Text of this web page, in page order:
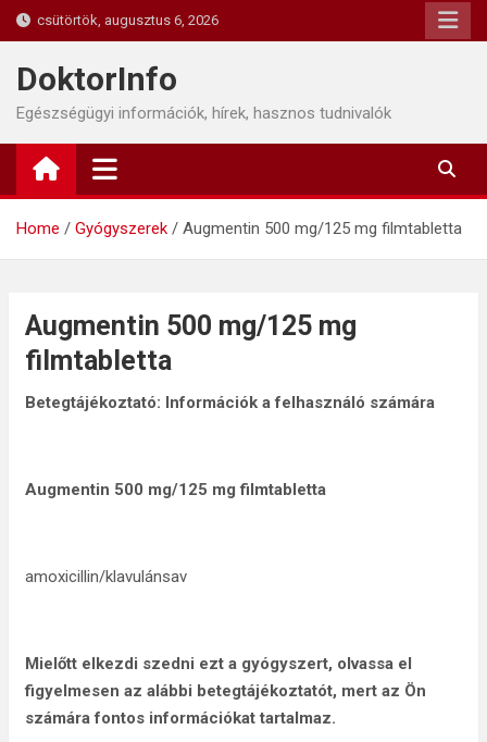
Skip
to
content
csütörtök, augusztus 6, 2026
DoktorInfo
Egészségügyi információk, hírek, hasznos tudnivalók
Home Gyógyszerek Augmentin 500 mg/125 mg filmtabletta
Augmentin 500 mg/125 mg
filmtabletta
Betegtájékoztató: Információk a felhasználó számára
Augmentin 500 mg/125 mg filmtabletta
amoxicillin/klavulánsav
Mielőtt elkezdi szedni ezt a gyógyszert, olvassa el
figyelmesen az alábbi betegtájékoztatót, mert az Ön
számára fontos információkat tartalmaz.